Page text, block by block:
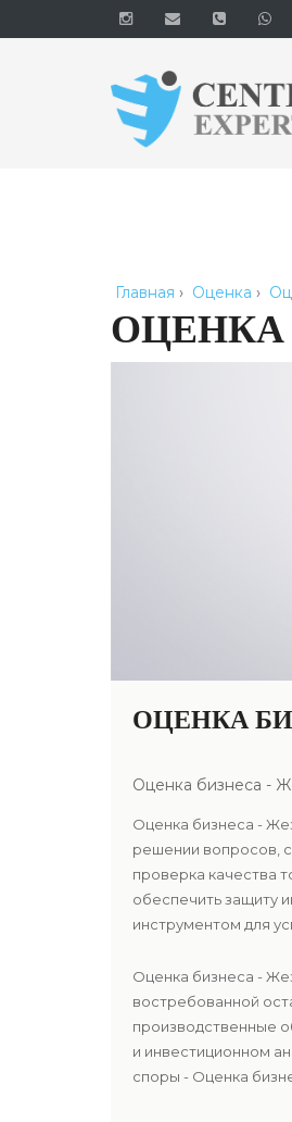
Главная › Оценка ›
ОЦЕНКА
ОЦЕНКА
Оценка бизнеса -
Оценка бизнеса -
решении вопросов,
проверка качества
обеспечить защиту
инструментом для
Оценка бизнеса -
востребованной
производственные
и инвестиционном
споры - Оценка